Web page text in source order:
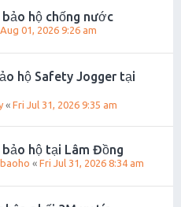
hộ chống nước
01, 2026 9:26 am
hộ Safety Jogger tại
« Fri Jul 31, 2026 9:35 am
hộ tại Lâm Đồng
« Fri Jul 31, 2026 8:34 am